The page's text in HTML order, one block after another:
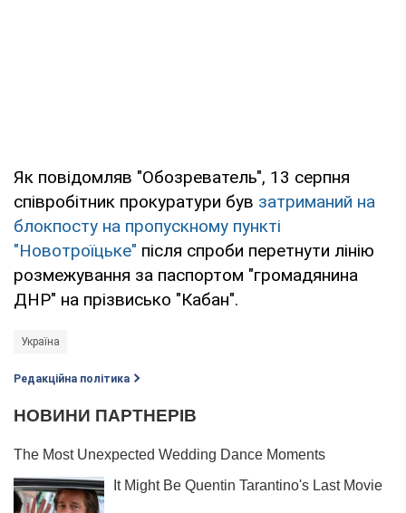
Як повідомляв "Обозреватель", 13 серпня
співробітник прокуратури був затриманий на
блокпосту на пропускному пункті
"Новотроїцьке" після спроби перетнути лінію
розмежування за паспортом "громадянина
ДНР" на прізвисько "Кабан".
Україна
Редакційна політика